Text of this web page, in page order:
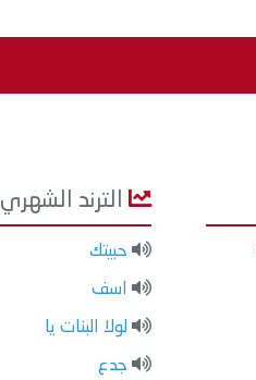
الترند الشهري
حبيتك
اسف
لولا البنات يا
جدع